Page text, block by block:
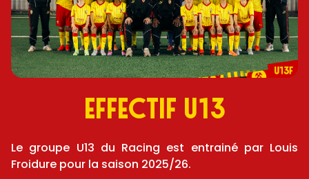
EFFECTIF U13
Le groupe U13 du Racing est entrainé par Louis
Froidure pour la saison 2025/26.